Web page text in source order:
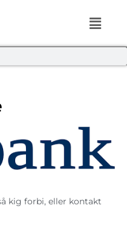
kig forbi, eller kontakt